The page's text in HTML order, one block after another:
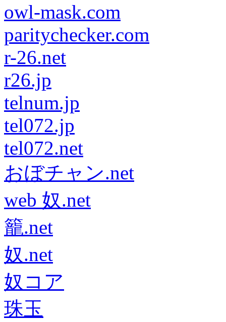
owl-mask.com
paritychecker.com
r-26.net
r26.jp
telnum.jp
tel072.jp
tel072.net
おぼチャン.net
web 奴.net
籠.net
奴.net
奴コア
珠玉